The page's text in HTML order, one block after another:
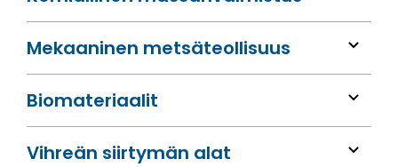
Mekaaninen metsä­teollisuus
Bio­materiaalit
Vihreän siirtymän alat